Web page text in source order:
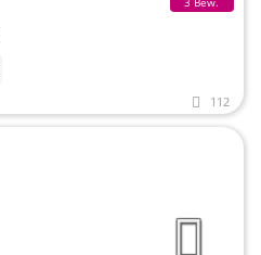
3 Bew.
112